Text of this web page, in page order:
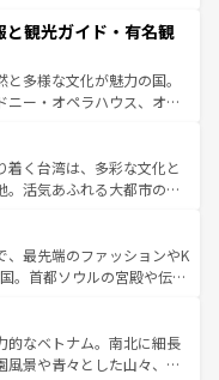
各地域で異なる魅力を楽
歴史を感じることができ
や列車の旅も、アメリカ
アメリカ
てほしい。
の観光地といえばオアフ
マウイ島やカウアイ島が
輝く海をはじめ、豊かな
アロハスピリット」と呼ば
ハワイアンミュージッ
すべてがハワイの魅力を彩
見と感動が待っているハ
観光ガイド・有名観
多様な文化が魅力の国。
ニー・オペラハウス、オー
るウルル（エアーズロッ
林やケアンズの熱帯雨林な
、カフェやワイン、オージ
おり、サーフィンやダイ
トドア好きにはたまらな
力を存分に味わいつくそ
着く台湾は、多彩な文化と
。活気あふれる大都市の台
湾東部など、都市の喧騒
、訪れる人に新しい発見と
、奥深い台湾の食文化も魅
、バラエティ豊かな料理
台湾情報は コンテンツ一覧を参
、最先端のファッションやK
。首都ソウルの宮殿や伝統
の自然美を楽しむことが
、絶品のストリートフード
っている。夜には、韓国な
的なベトナム。南北に細長
風景や青々とした山々、世